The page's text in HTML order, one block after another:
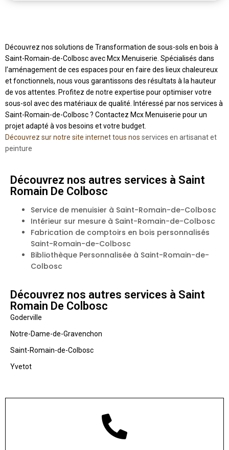
Découvrez nos solutions de Transformation de sous-sols en bois à
Saint-Romain-de-Colbosc avec Mcx Menuiserie. Spécialisés dans
l’aménagement de ces espaces pour en faire des lieux chaleureux
et fonctionnels, nous vous garantissons des résultats à la hauteur
de vos attentes. Profitez de notre expertise pour optimiser votre
sous-sol avec des matériaux de qualité. Intéressé par nos services à
Saint-Romain-de-Colbosc ? Contactez Mcx Menuiserie pour un
projet adapté à vos besoins et votre budget.
Découvrez sur notre site internet tous nos services en artisanat et
peinture
Découvrez nos autres services à Saint
Romain De Colbosc
Service de menuisier à Saint-Romain-de-Colbosc
Intérieur sur mesure à Saint-Romain-de-Colbosc
Fabrication de comptoirs en bois personnalisés
Saint-Romain-de-Colbosc
Bibliothèque Personnalisée à Saint-Romain-de-
Colbosc
Découvrez nos autres services à Saint
Romain De Colbosc
Goderville
Notre-Dame-de-Gravenchon
Saint-Romain-de-Colbosc
Yvetot